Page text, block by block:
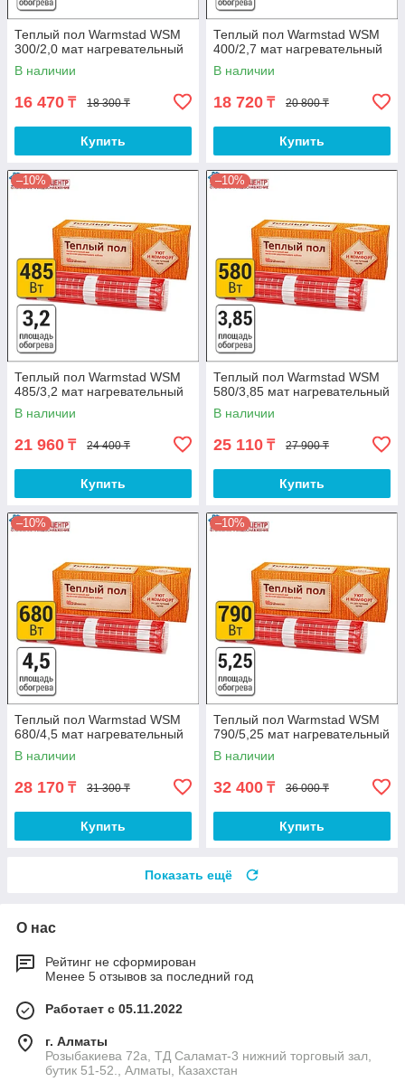
Теплый пол Warmstad WSM
300/2,0 мат нагревательный
В наличии
16 470 ₸ 18 300 ₸
Купить
Теплый пол Warmstad WSM
400/2,7 мат нагревательный
В наличии
18 720 ₸ 20 800 ₸
Купить
–10%
Теплый пол Warmstad WSM
485/3,2 мат нагревательный
В наличии
21 960 ₸ 24 400 ₸
Купить
–10%
Теплый пол Warmstad WSM
580/3,85 мат нагревательный
В наличии
25 110 ₸ 27 900 ₸
Купить
–10%
Теплый пол Warmstad WSM
680/4,5 мат нагревательный
В наличии
28 170 ₸ 31 300 ₸
Купить
–10%
Теплый пол Warmstad WSM
790/5,25 мат нагревательный
В наличии
32 400 ₸ 36 000 ₸
Купить
Показать ещё
О нас
Рейтинг не сформирован
Менее 5 отзывов за последний год
Работает с 05.11.2022
г. Алматы
Розыбакиева 72а, ТД Саламат-3 нижний торговый зал,
бутик 51-52., Алматы, Казахстан